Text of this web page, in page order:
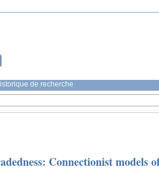
de recherche
Connectionist models